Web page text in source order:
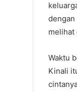
dengan
melihat
Waktu
Kinali